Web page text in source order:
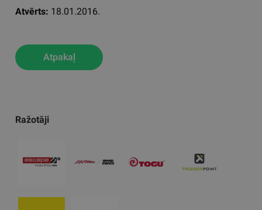
Ražotāji
Atvērts: 18.01.2016.
Atpakaļ